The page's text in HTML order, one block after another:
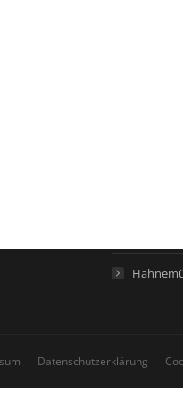
Datenschutzerklärung